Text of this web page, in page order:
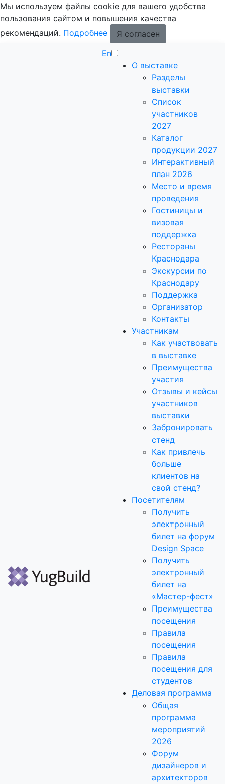
Мы используем файлы cookie для вашего удобства
пользования сайтом и повышения качества
рекомендаций. Подробнее
Я согласен
En
О выставке
Разделы
выставки
Список
участников
2027
Каталог
продукции 2027
Интерактивный
план 2026
Место и время
проведения
Гостиницы и
визовая
поддержка
Рестораны
Краснодара
Экскурсии по
Краснодару
Поддержка
Организатор
Контакты
Участникам
Как участвовать
в выставке
Преимущества
участия
Отзывы и кейсы
участников
выставки
Забронировать
стенд
Как привлечь
больше
клиентов на
свой стенд?
Посетителям
Получить
электронный
билет на форум
Design Space
Получить
электронный
билет на
«Мастер-фест»
Преимущества
посещения
Правила
посещения
Правила
посещения для
студентов
Деловая программа
Общая
программа
мероприятий
2026
Форум
дизайнеров и
архитекторов